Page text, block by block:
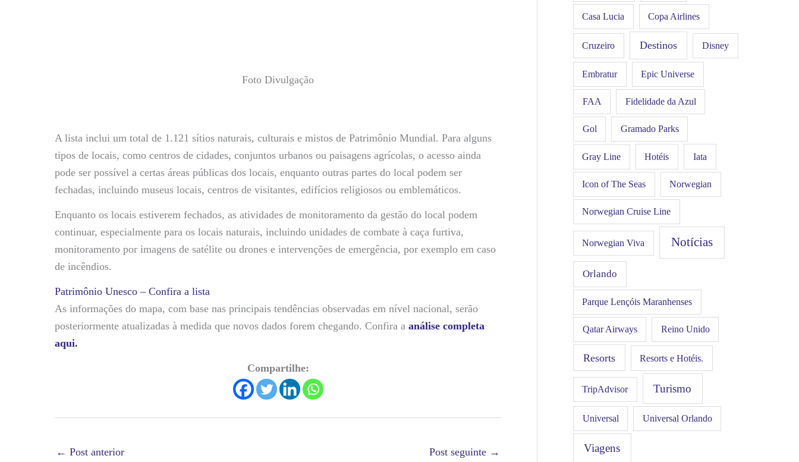
Foto Divulgação
A lista inclui um total de 1.121 sítios naturais, culturais e mistos de Patrimônio Mundial. Para alguns
tipos de locais, como centros de cidades, conjuntos urbanos ou paisagens agrícolas, o acesso ainda
pode ser possível a certas áreas públicas dos locais, enquanto outras partes do local podem ser
fechadas, incluindo museus locais, centros de visitantes, edifícios religiosos ou emblemáticos.
Enquanto os locais estiverem fechados, as atividades de monitoramento da gestão do local podem
continuar, especialmente para os locais naturais, incluindo unidades de combate à caça furtiva,
monitoramento por imagens de satélite ou drones e intervenções de emergência, por exemplo em caso
de incêndios.
Patrimônio Unesco – Confira a lista
As informações do mapa, com base nas principais tendências observadas em nível nacional, serão
posteriormente atualizadas à medida que novos dados forem chegando. Confira a análise completa
aqui.
Compartilhe:
← Post anterior Post seguinte →
Casa Lucia Copa Airlines
Cruzeiro Destinos Disney
Embratur Epic Universe
FAA Fidelidade da Azul
Gol Gramado Parks
Gray Line Hotéis Iata
Icon of The Seas Norwegian
Norwegian Cruise Line
Norwegian Viva Notícias
Orlando
Parque Lençóis Maranhenses
Qatar Airways Reino Unido
Resorts Resorts e Hotéis.
TripAdvisor Turismo
Universal Universal Orlando
Viagens